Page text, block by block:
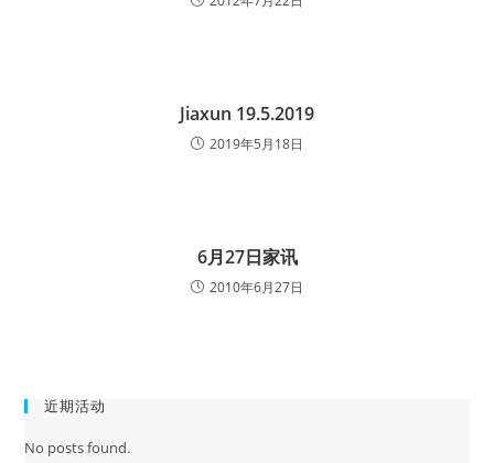
Jiaxun 19.5.2019
2019年5月18日
6月27日家讯
2010年6月27日
近期活动
No posts found.